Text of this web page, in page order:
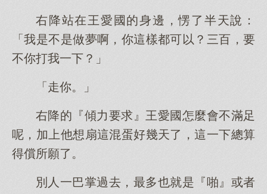
右降站在王愛國的身邊，愣了半天說：
「我是不是做夢啊，你這樣都可以？三百，要
不你打我一下？」
「走你。」
右降的『傾力要求』王愛國怎麼會不滿足
呢，加上他想扇這混蛋好幾天了，這一下總算
得償所願了。
別人一巴掌過去，最多也就是『啪』或者